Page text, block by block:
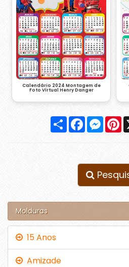
Calendário 2024 Montagem de
Foto Virtual Henry Danger
Compartilhar
Facebook
Molduras
15 Anos
Amizade